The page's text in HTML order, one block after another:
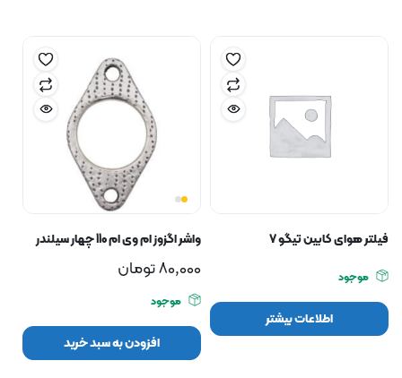
فیلتر هوای کابین تیگو ۷
موجود
اطلاعات بیشتر
واشر اگزوز ام وی ام 110 چهار سیلندر
80,000تومان
موجود
افزودن به سبد خرید